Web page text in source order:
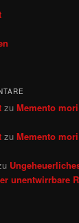
zuMemento
zuMemento
unentwirrbare